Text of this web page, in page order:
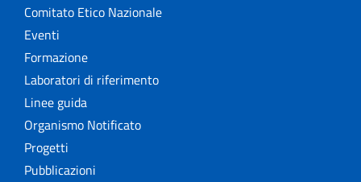
Comitato Etico Nazionale
Eventi
Formazione
Laboratori di riferimento
Linee guida
Organismo Notificato
Progetti
Pubblicazioni